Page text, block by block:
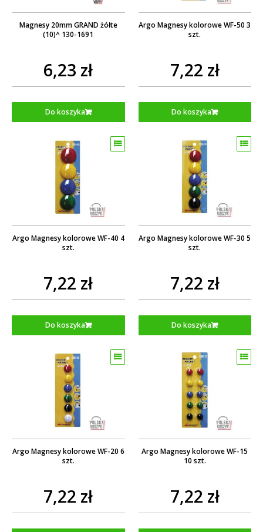
Magnesy 20mm GRAND żółte
(10)^ 130-1691
6,23 zł
Do koszyka
Argo Magnesy kolorowe WF-50 3
szt.
7,22 zł
Do koszyka
Argo Magnesy kolorowe WF-40 4
szt.
7,22 zł
Do koszyka
Argo Magnesy kolorowe WF-30 5
szt.
7,22 zł
Do koszyka
Argo Magnesy kolorowe WF-20 6
szt.
7,22 zł
Argo Magnesy kolorowe WF-15
10 szt.
7,22 zł